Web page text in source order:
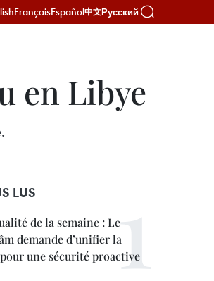
FrançaisEspañol中文Русский
en Libye
LUS
de la semaine : Le
demande d’unifier la
une sécurité proactive